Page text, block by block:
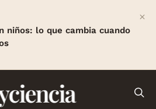
niños: lo que cambia cuando
×